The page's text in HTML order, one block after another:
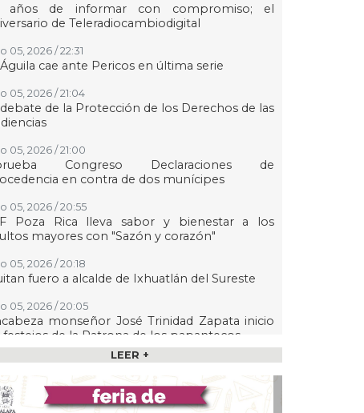
años de informar con compromiso; el
de Teleradiocambiodigital
05, 2026 / 22:31
cae ante Pericos en última serie
05, 2026 / 21:04
de la Protección de los Derechos de las
05, 2026 / 21:00
Congreso Declaraciones de
en contra de dos munícipes
05, 2026 / 20:55
Poza Rica lleva sabor y bienestar a los
mayores con "Sazón y corazón"
05, 2026 / 20:18
fuero a alcalde de Ixhuatlán del Sureste
05, 2026 / 20:05
monseñor José Trinidad Zapata inicio
festejos de la Patrona de los papantecos
05, 2026 / 19:46
DIF Municipal de Veracruz cerca de 100
de discapacidad
LEER +